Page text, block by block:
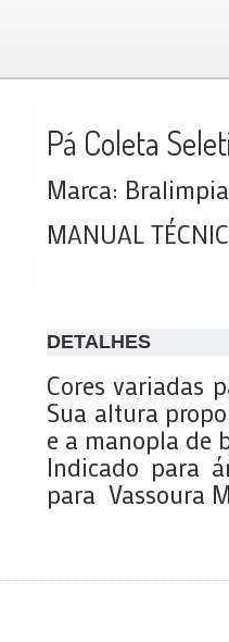
Pá Coleta
Marca:
MANUAL
DETALHES
Cores variadas
Sua altura
e a manopla de
Indicado para
para Vassoura